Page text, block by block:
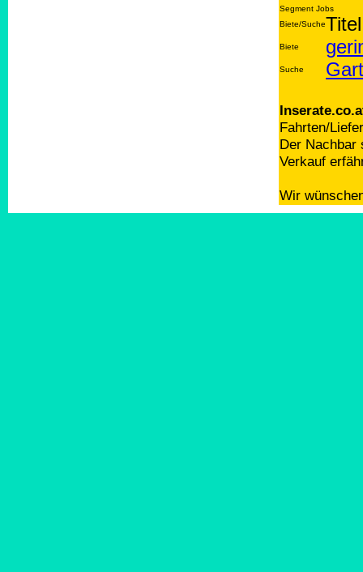
Segment Jobs
Biete/SucheTitel
Biete
Suche
Fahrten/
Der Nachbar
Verkauf
Wir